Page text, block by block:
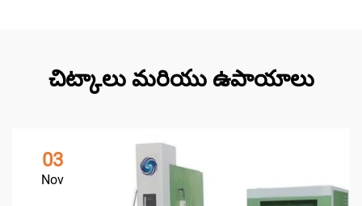
చిట్కాలు మరియు ఉపాయాలు
03
Nov